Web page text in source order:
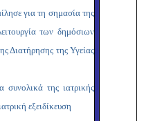
για τη σημασία της
των δημόσιων
Διατήρησης της Υγείας
συνολικά της ιατρικής
εξειδίκευση